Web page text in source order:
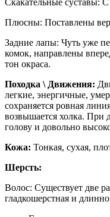
Плюсны: Поставлены
Задние лапы: Чуть уже
комок, направлены
тон окраса.
Походка \ Движения:
легкие, энергичные,
сохраняется ровная
возвышается холка. При
голову и довольно
Кожа: Тонкая, сухая,
Шерсть:
Волос: Существует две
гладкошерстная и